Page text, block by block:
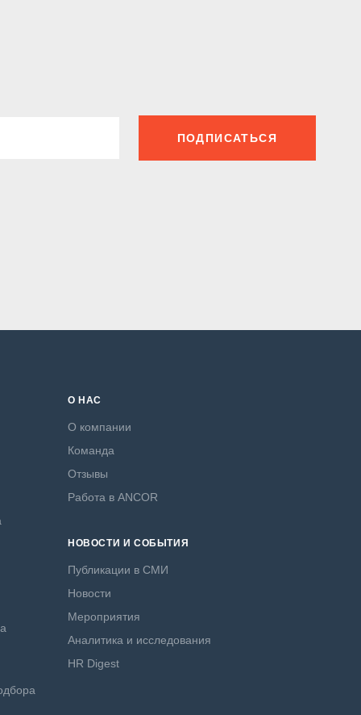
ПОДПИСАТЬСЯ
О НАС
О компании
Команда
Отзывы
Работа в ANCOR
НОВОСТИ И СОБЫТИЯ
Публикации в СМИ
Новости
Мероприятия
Аналитика и исследования
HR Digest